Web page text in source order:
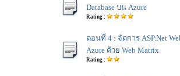
Database บน Azure
Rating :
ตอนที่ 4 : จัดการ ASP.Net
Azure ด้วย Web Matrix
Rating :